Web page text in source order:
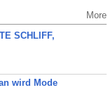
More
SCHLIFF,
wird Mode